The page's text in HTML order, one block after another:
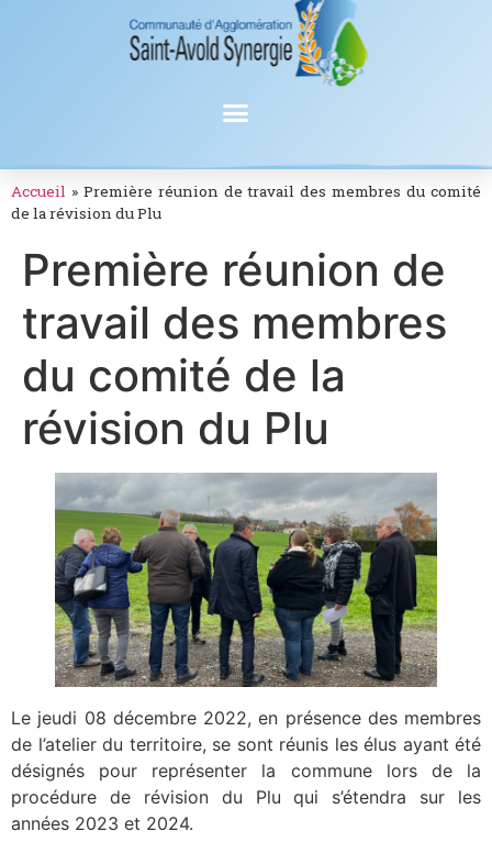
Accueil » Première réunion de travail des membres du comité
de la révision du Plu
Première réunion de
travail des membres
du comité de la
révision du Plu
Le jeudi 08 décembre 2022, en présence des membres
de l’atelier du territoire, se sont réunis les élus ayant été
désignés pour représenter la commune lors de la
procédure de révision du Plu qui s’étendra sur les
années 2023 et 2024.